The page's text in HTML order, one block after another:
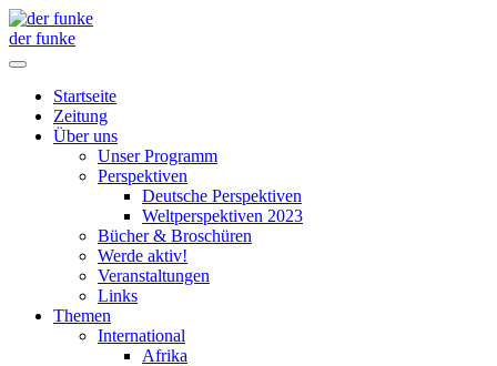
der funke
Startseite
Zeitung
Über uns
Unser Programm
Perspektiven
Deutsche Perspektiven
Weltperspektiven 2023
Bücher & Broschüren
Werde aktiv!
Veranstaltungen
Links
Themen
International
Afrika